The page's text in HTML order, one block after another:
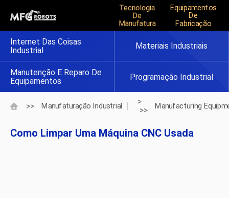
Tecnologia
De
Manufatura
Equipamentos
De
Fabricação
Internet Das Coisas
Industrial
Materiais Industriais
Manutenção E Reparo De
Equipamentos
Programação Industrial
>> Manufaturação Industrial
>
>>
Manufacturing
Como Limpar Uma Máquina CNC Usada